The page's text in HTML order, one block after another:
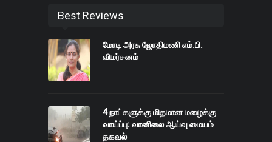
Best Reviews
மோடி அரசு ஜோதிமணி எம்.பி.
விமர்சனம்
4 நாட்களுக்கு மிதமான மழைக்கு
வாய்ப்பு: வானிலை ஆய்வு மையம்
தகவல்